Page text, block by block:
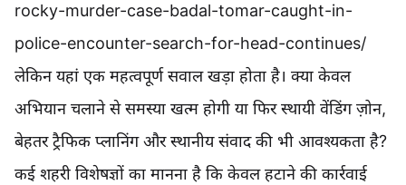
rocky-murder-case-badal-tomar-caught-in-
police-encounter-search-for-head-continues/
लेकिन यहां एक महत्वपूर्ण सवाल खड़ा होता है। क्या केवल
अभियान चलाने से समस्या खत्म होगी या फिर स्थायी वेंडिंग ज़ोन,
बेहतर ट्रैफिक प्लानिंग और स्थानीय संवाद की भी आवश्यकता है?
कई शहरी विशेषज्ञों का मानना है कि केवल हटाने की कार्रवाई